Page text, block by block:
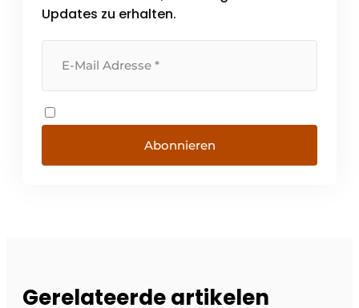
Updates zu erhalten.
Abonnieren
Gerelateerde artikelen